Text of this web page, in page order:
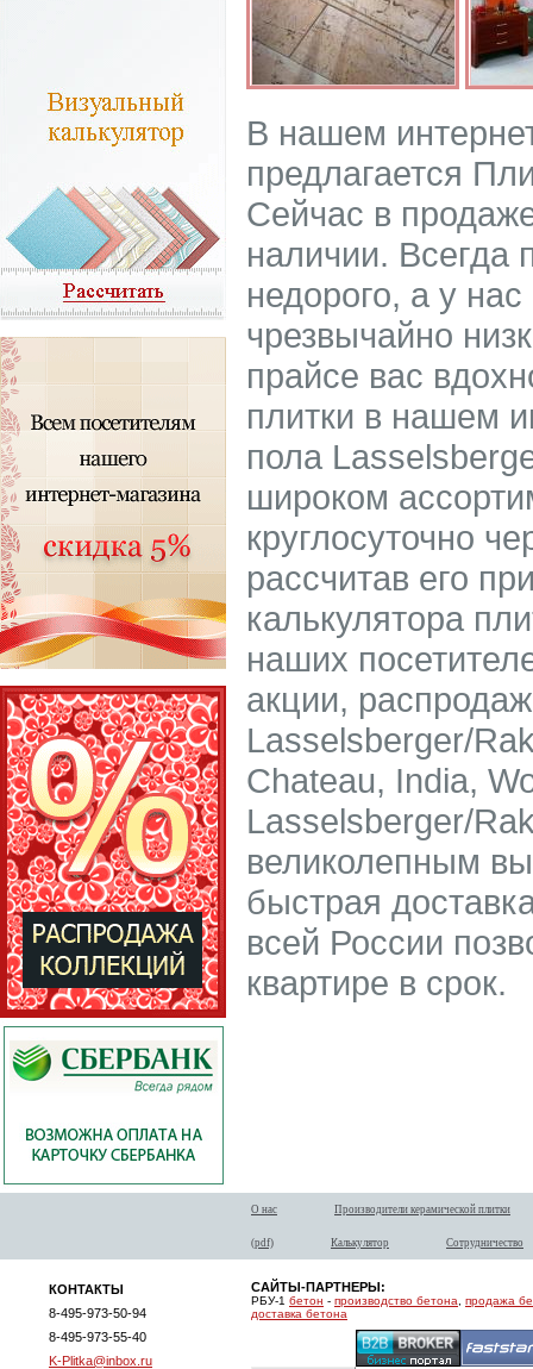
В нашем
предлагается
Сейчас в
наличии. Всегда
недорого, а у
чрезвычайно
прайсе вас
плитки в нашем
пола
широком
круглосуточно
рассчитав его
калькулятора
наших
акции,
Lasselsberger/
Chateau, India,
Lasselsberger/
великолепным
быстрая
всей России
квартире в срок.
О нас Производители керамической плитки
(pdf) Калькулятор Сотрудничество
КОНТАКТЫ
8-495-973-50-94
8-495-973-55-40
K-Plitka@inbox.ru
САЙТЫ-ПАРТНЕРЫ:
РБУ-1 бетон - производство бетона
продажа
доставка бетона